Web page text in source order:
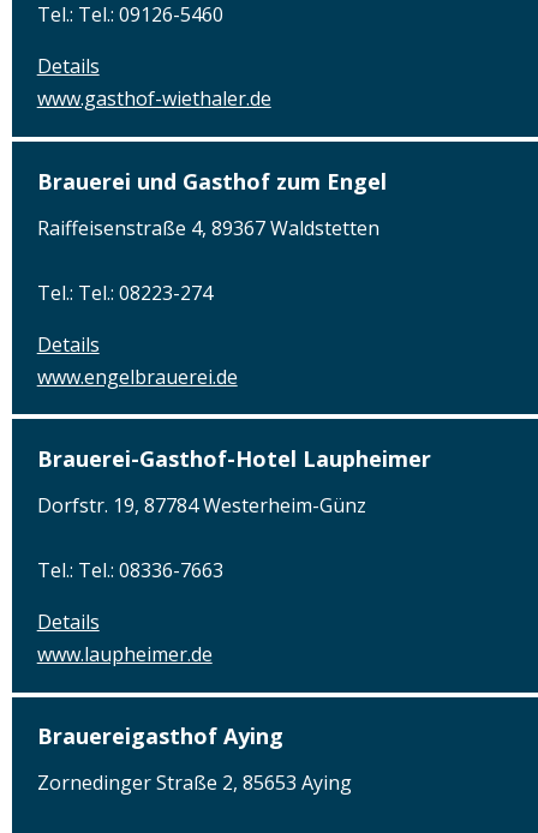
Tel.: Tel.: 09126-5460
Details
www.gasthof-wiethaler.de
Brauerei und Gasthof zum Engel
Raiffeisenstraße 4, 89367 Waldstetten
Tel.: Tel.: 08223-274
Details
www.engelbrauerei.de
Brauerei-Gasthof-Hotel Laupheimer
Dorfstr. 19, 87784 Westerheim-Günz
Tel.: Tel.: 08336-7663
Details
www.laupheimer.de
Brauereigasthof Aying
Zornedinger Straße 2, 85653 Aying